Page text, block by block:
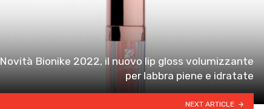
Novità Bionike 2022, il nuovo lip gloss volumizzante
per labbra piene e idratate
NEXT ARTICLE